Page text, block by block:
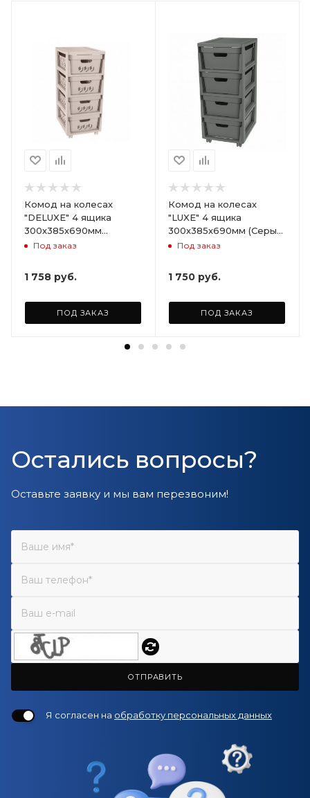
Комод на колесах
"DELUXE" 4 ящика
300х385х690мм
(Светло-бежевый)
Под заказ
1 758 руб.
ПОД ЗАКАЗ
Комод на колесах
"LUXE" 4 ящика
300х385х690мм (Серый)
ARD258086
Под заказ
1 750 руб.
ПОД ЗАКАЗ
Остались вопросы?
Оставьте заявку и мы вам перезвоним!
ОТПРАВИТЬ
Я согласен на обработку персональных данных